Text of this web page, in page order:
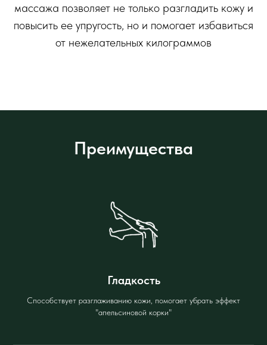
массажа позволяет не только разгладить кожу и
повысить ее упругость, но и помогает избавиться
от нежелательных килограммов
Преимущества
Гладкость
Способствует разглаживанию кожи, помогает убрать эффект
"апельсиновой корки"